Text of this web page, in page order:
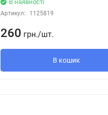
В наявності
Артикул:: 1125819
260 грн./шт.
В кошик